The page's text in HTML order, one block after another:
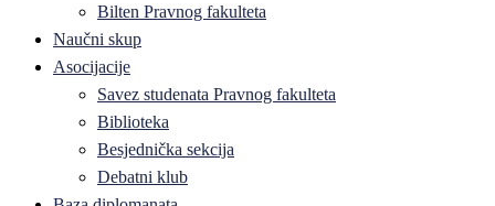
Bilten Pravnog fakulteta
Naučni skup
Asocijacije
Savez studenata Pravnog fakulteta
Biblioteka
Besjednička sekcija
Debatni klub